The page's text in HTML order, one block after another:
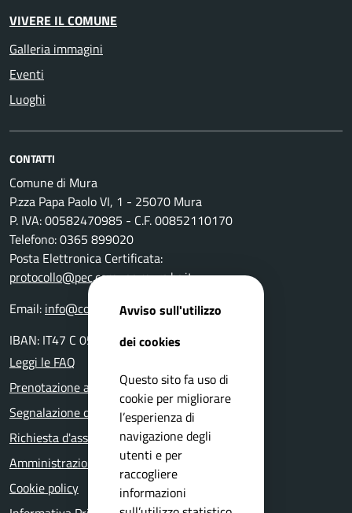
VIVERE IL COMUNE
Galleria immagini
Eventi
Luoghi
CONTATTI
Comune di Mura
P.zza Papa Paolo VI, 1 - 25070 Mura
P. IVA: 00582470985 - C.F. 00852110170
Telefono: 0365 899020
Posta Elettronica Certificata:
protocollo@pec.comune.mura.bs.it
Email: info@comune.mura.bs.it
IBAN: IT47 C 05116 54280 0000 000 14800
Leggi le FAQ
Prenotazione appuntamento
Segnalazione disservizio
Richiesta d'assistenza
Amministrazione trasparente
Cookie policy
Avviso sull'utilizzo
dei cookies
Questo sito fa uso di
cookie per migliorare
l’esperienza di
navigazione degli
utenti e per
raccogliere
informazioni